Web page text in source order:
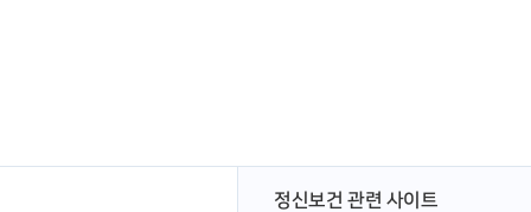
정신보건 관련 사이트